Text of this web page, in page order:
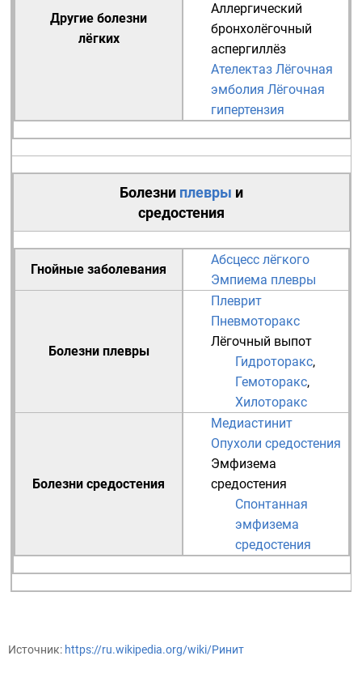
Другие болезни
лёгких
Аллергический
бронхолёгочный
аспергиллёз
Ателектаз Лёгочная
эмболия Лёгочная
гипертензия
Болезни плевры и
средостения
Гнойные заболевания
Абсцесс лёгкого
Эмпиема плевры
Болезни плевры
Плеврит
Пневмоторакс
Лёгочный выпот
Гидроторакс,
Гемоторакс,
Хилоторакс
Болезни средостения
Медиастинит
Опухоли средостения
Эмфизема
средостения
Спонтанная
эмфизема
средостения
Источник: https://ru.wikipedia.org/wiki/Ринит